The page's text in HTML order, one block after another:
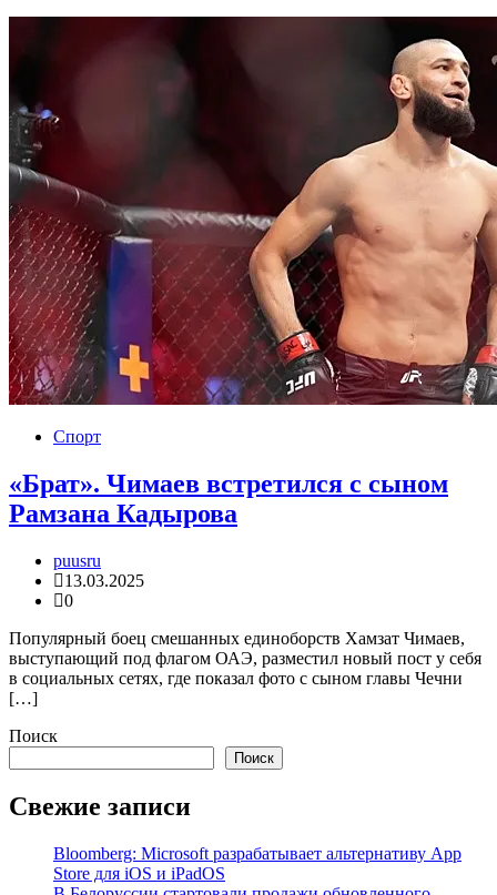
Спорт
«Брат». Чимаев встретился с сыном
Рамзана Кадырова
puusru
13.03.2025
0
Популярный боец смешанных единоборств Хамзат Чимаев,
выступающий под флагом ОАЭ, разместил новый пост у себя
в социальных сетях, где показал фото с сыном главы Чечни
[…]
Поиск
Поиск
Свежие записи
Bloomberg: Microsoft разрабатывает альтернативу App
Store для iOS и iPadOS